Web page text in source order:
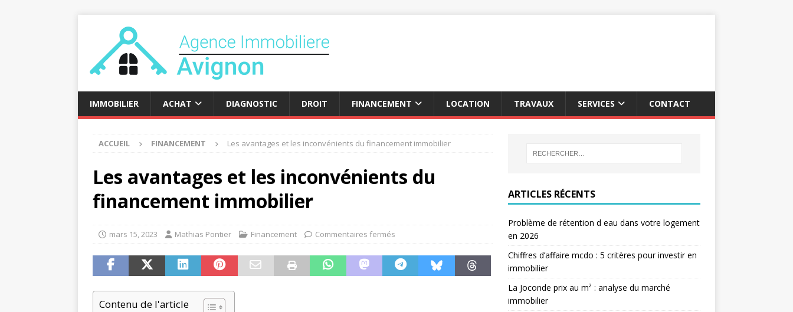
IMMOBILIER ACHAT DIAGNOSTIC DROIT FINANCEMENT LOCATION TRAVAUX SERVICES CONTACT
ACCUEIL FINANCEMENT Les avantages et les inconvénients du financement immobilier
Les avantages et les inconvénients du
financement immobilier
mars 15, 2023 Mathias Pontier Financement Commentaires fermés
Contenu de l'article
ARTICLES RÉCENTS
Problème de rétention d eau dans votre logement
en 2026
Chiffres d’affaire mcdo : 5 critères pour investir en
immobilier
La Joconde prix au m² : analyse du marché
immobilier